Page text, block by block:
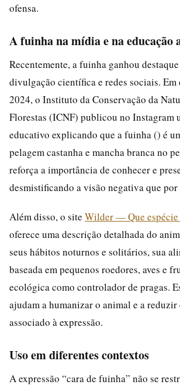
ofensa.
A fuinha na mídia e na educação
Recentemente, a fuinha ganhou
divulgação científica e redes sociais. Em
2024, o Instituto da Conservação da
Florestas (ICNF) publicou no Instagram
educativo explicando que a fuinha () é
pelagem castanha e mancha branca no
reforça a importância de conhecer e
desmistificando a visão negativa que por
Além disso, o site Wilder — Que espécie
oferece uma descrição detalhada do
seus hábitos noturnos e solitários, sua
baseada em pequenos roedores, aves e
ecológica como controlador de pragas.
ajudam a humanizar o animal e a reduzir
associado à expressão.
Uso em diferentes contextos
A expressão “cara de fuinha” não se